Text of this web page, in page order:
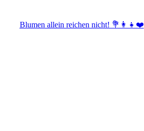
Blumen allein reichen nicht! 💐👩‍👧❤️